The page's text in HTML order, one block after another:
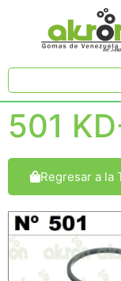
501
Regresar a la